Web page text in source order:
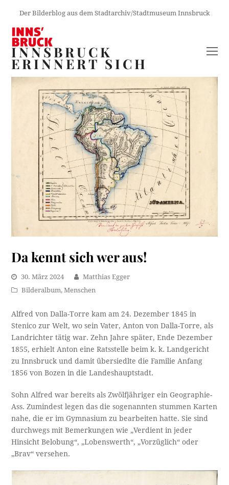
Der Bilderblog aus dem Stadtarchiv/Stadtmuseum Innsbruck
INNSBRUCK
ERINNERT SICH
Da kennt sich wer aus!
30. März 2024
Matthias Egger
Bilderalbum,Menschen
Alfred von Dalla-Torre kam am 24. Dezember 1845 in
Stenico zur Welt, wo sein Vater, Anton von Dalla-Torre, als
Landrichter tätig war. Zehn Jahre später, Ende Dezember
1855, erhielt Anton eine Ratsstelle beim k. k. Landgericht
zu Innsbruck und damit übersiedlte die Familie Anfang
1856 von Bozen in die Landeshauptstadt.
Sohn Alfred war bereits als Zwölfjähriger ein Geographie-
Ass. Zumindest legen das die sogenannten stummen Karten
nahe, die er im Gymnasium zu bearbeiten hatte. Sie sind
durchwegs mit Bemerkungen wie „Verdient in jeder
Hinsicht Belobung“, „Lobenswerth“, „Vorzüglich“ oder
„Brav“ versehen.